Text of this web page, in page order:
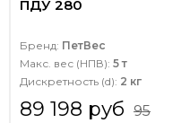
ПДУ 280
Бренд: ПетВес
Макс. вес (НПВ): 5 т
Дискретность (d): 2 кг
89 198 руб 95